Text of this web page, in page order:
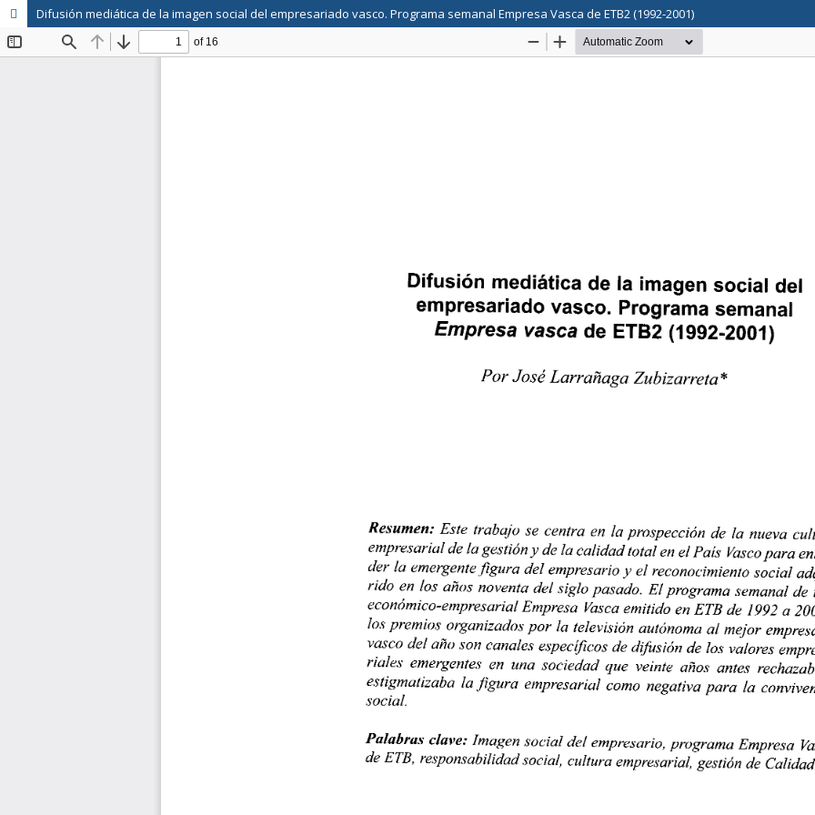
Difusión mediática de la imagen social del empresariado vasco. Programa semanal Empresa Vasca de ETB2 (1992-2001)